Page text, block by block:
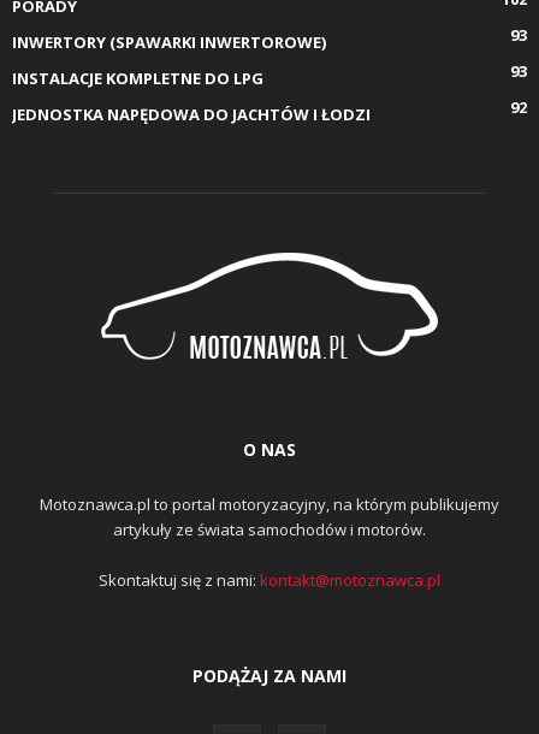
PORADY
INWERTORY (SPAWARKI INWERTOROWE)
93
INSTALACJE KOMPLETNE DO LPG
93
JEDNOSTKA NAPĘDOWA DO JACHTÓW I ŁODZI
92
O NAS
Motoznawca.pl to portal motoryzacyjny, na którym publikujemy
artykuły ze świata samochodów i motorów.
Skontaktuj się z nami: kontakt@motoznawca.pl
PODĄŻAJ ZA NAMI